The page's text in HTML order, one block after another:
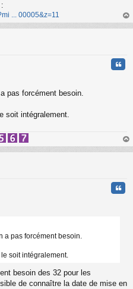
... 00005&z=11
au
pas forcément besoin.
soit intégralement.
au
a pas forcément besoin.
soit intégralement.
besoin des 32 pour les
de connaître la date de mise en